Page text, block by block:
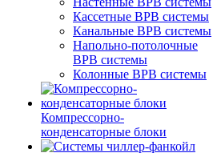
Кассетные ВРВ системы
Канальные ВРВ системы
Напольно-потолочные
ВРВ системы
Колонные ВРВ системы
Компрессорно-
конденсаторные блоки